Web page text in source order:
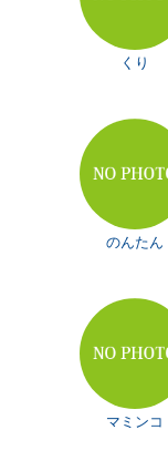
くり
のんたん
マミンコ